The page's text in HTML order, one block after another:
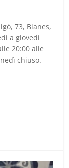
73, Blanes,
a giovedì
20:00 alle
chiuso.